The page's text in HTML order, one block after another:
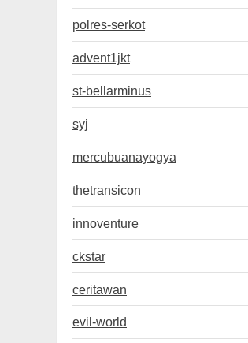
polres-serkot
advent1jkt
st-bellarminus
syj
mercubuanayogya
thetransicon
innoventure
ckstar
ceritawan
evil-world